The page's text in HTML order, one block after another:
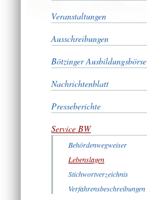
Veranstaltungen
Ausschreibungen
Bötzinger Ausbildungsbörse
Nachrichtenblatt
Presseberichte
Service BW
Behördenwegweiser
Lebenslagen
Stichwortverzeichnis
Verfahrensbeschreibungen